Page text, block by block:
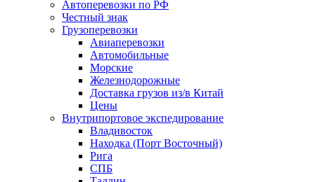
Автоперевозки по РФ
Честный знак
Грузоперевозки
Авиаперевозки
Автомобильные
Морские
Железнодорожные
Доставка грузов из/в Китай
Цены
Внутрипортовое экспедирование
Владивосток
Находка (Порт Восточный)
Рига
СПБ